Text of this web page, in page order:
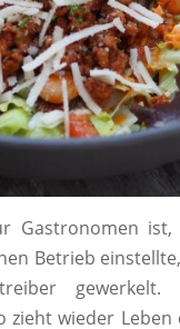
Gastronomen
Betrieb
wieder Leben